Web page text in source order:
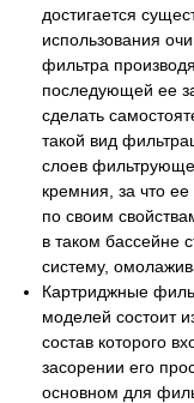
достигается
использования
фильтра
последующей ее
сделать
такой вид
слоев
кремния, за что
по своим
в таком бассейне
систему,
Картриджные
моделей состоит
состав которого
засорении его
основном для